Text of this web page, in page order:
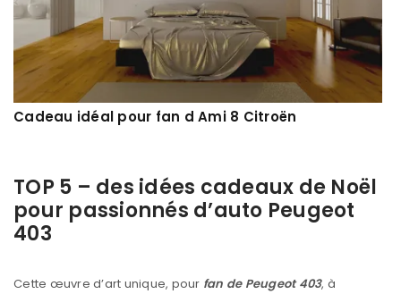
Cadeau idéal pour fan d Ami 8 Citroën
TOP 5 – des idées cadeaux de Noël
pour passionnés d’auto Peugeot
403
Cette œuvre d’art unique, pour fan de Peugeot 403, à